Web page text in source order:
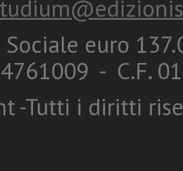
euro
- C.F.
-Tutti i diritti